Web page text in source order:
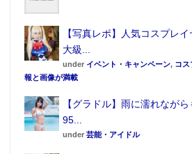
【写真レポ】人気コスプレ
大級...
under イベント・キャンペーン, コス
報と画像が満載
【グラドル】雨に濡れなが
95...
under 芸能・アイドル